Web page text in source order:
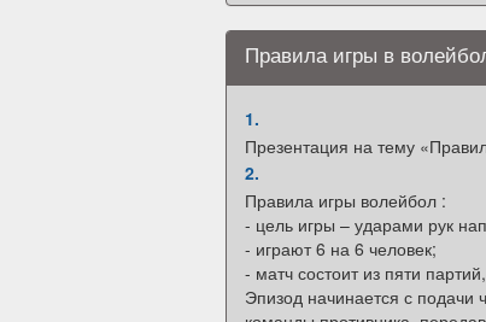
Правила игры в
1.
Презентация на тему
2.
Правила игры волейбол :
- цель игры – ударами рук
- играют 6 на 6 человек;
- матч состоит из пяти
Эпизод начинается с подачи